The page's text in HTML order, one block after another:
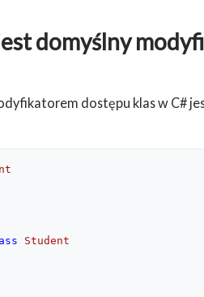
domyślny
dostępu klas w C#
Student